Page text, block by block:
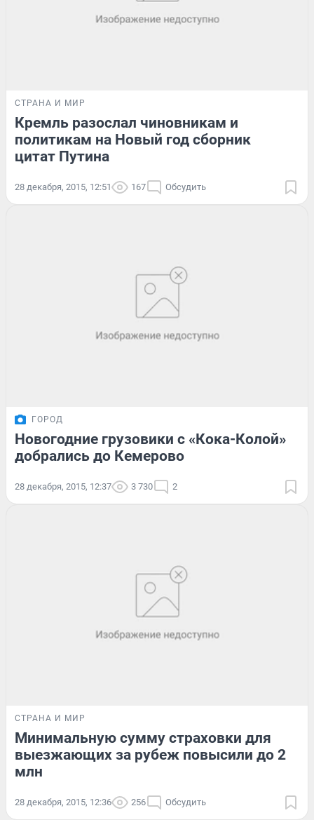
СТРАНА И МИР
Кремль разослал чиновникам и
политикам на Новый год сборник
цитат Путина
28 декабря, 2015, 12:51 167 Обсудить
ГОРОД
Новогодние грузовики с «Кока-Колой»
добрались до Кемерово
28 декабря, 2015, 12:37 3 730 2
СТРАНА И МИР
Минимальную сумму страховки для
выезжающих за рубеж повысили до 2
млн
28 декабря, 2015, 12:36 256 Обсудить